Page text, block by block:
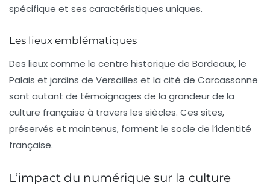
spécifique et ses caractéristiques uniques.
Les lieux emblématiques
Des lieux comme le centre historique de Bordeaux, le
Palais et jardins de Versailles et la cité de Carcassonne
sont autant de témoignages de la grandeur de la
culture française à travers les siècles. Ces sites,
préservés et maintenus, forment le socle de l’identité
française.
L’impact du numérique sur la culture